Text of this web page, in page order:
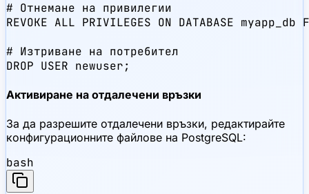
# Отнемане на привилегии
REVOKE ALL PRIVILEGES ON DATABASE myapp_db
# Изтриване на потребител
DROP USER newuser;
Активиране на отдалечени връзки
За да разрешите отдалечени връзки, редактирайте
конфигурационните файлове на PostgreSQL:
bash